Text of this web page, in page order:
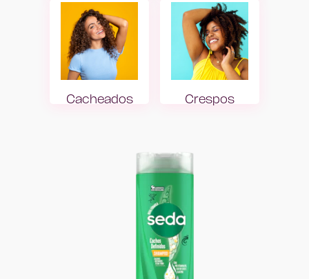
Girl with Smooth HairGirl with Wavy
Cacheados Crespos